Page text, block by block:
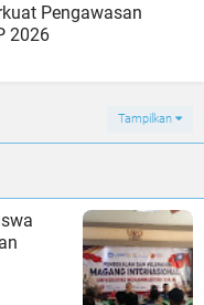
Pengawasan
2026
Tampilkan